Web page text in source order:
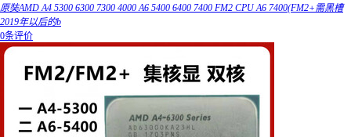
原奘AMD A4 5300 6300 7300 4000 A6 5400 6400 7400 FM2 CPU A6 7400(FM2+需黑槽
2019年以后的b
0条评价